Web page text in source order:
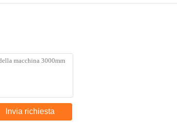
Invia richiesta